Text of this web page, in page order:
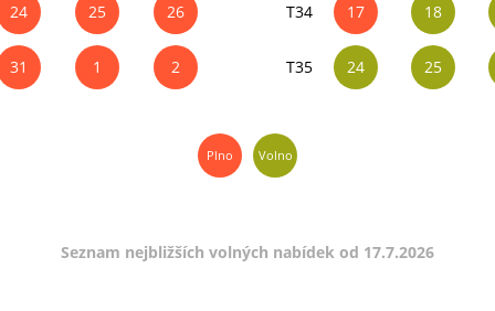
24 25 26
31 1 2
T34 17 18
T35 24 25
Plno Volno
Seznam nejbližších volných nabídek od 17.7.2026